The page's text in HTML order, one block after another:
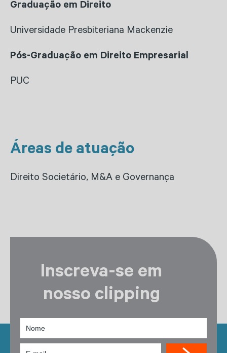
Graduação em Direito
Universidade Presbiteriana Mackenzie
Pós-Graduação em Direito Empresarial
PUC
Áreas de atuação
Direito Societário, M&A e Governança
Inscreva-se em
nosso clipping